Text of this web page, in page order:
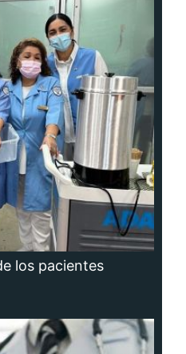
los pacientes